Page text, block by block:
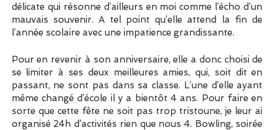
délicate qui résonne d’ailleurs en moi comme l’écho d’un
mauvais souvenir. A tel point qu’elle attend la fin de
l’année scolaire avec une impatience grandissante.
Pour en revenir à son anniversaire, elle a donc choisi de
se limiter à ses deux meilleures amies, qui, soit dit en
passant, ne sont pas dans sa classe. L’une d’elle ayant
même changé d’école il y a bientôt 4 ans. Pour faire en
sorte que cette fête ne soit pas trop tristoune, je leur ai
organisé 24h d’activités rien que nous 4. Bowling, soirée